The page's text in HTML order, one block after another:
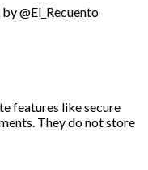
@El_Recuento
features like secure
They do not store